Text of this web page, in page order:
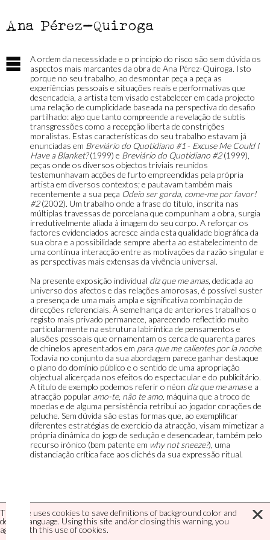
Ana Pérez-Quiroga
A ordem da necessidade e o princípio do risco são sem dúvida os
aspectos mais marcantes da obra de Ana Pérez-Quiroga. Isto
porque no seu trabalho, ao desmontar peça a peça as
experiências pessoais e situações reais e performativas que
desencadeia, a artista tem visado estabelecer em cada projecto
uma relação de cumplicidade baseada na perspectiva do desafio
partilhado: algo que tanto compreende a revelação de subtis
transgressões como a recepção liberta de constrições
moralistas. Estas características do seu trabalho estavam já
enunciadas em Breviário do Quotidiano #1- Excuse Me Could I
Have a Blanket?(1999) e Breviário do Quotidiano #2(1999),
peças onde os diversos objectos triviais reunidos
testemunhavam acções de furto empreendidas pela própria
artista em diversos contextos; e pautavam também mais
recentemente a sua peça Odeio ser gorda, come-me por favor!
#2(2002). Um trabalho onde a frase do título, inscrita nas
múltiplas travessas de porcelana que compunham a obra, surgia
irredutivelmente aliada à imagem do seu corpo. A reforçar os
factores evidenciados acresce ainda esta qualidade biográfica da
sua obra e a possibilidade sempre aberta ao estabelecimento de
uma contínua interacção entre as motivações da razão singular e
as perspectivas mais extensas da vivência universal.
Na presente exposição individual diz que me amas, dedicada ao
universo dos afectos e das relações amorosas, é possível suster
a presença de uma mais ampla e significativa combinação de
direcções referenciais. À semelhança de anteriores trabalhos o
registo mais privado permanece, aparecendo reflectido muito
particularmente na estrutura labiríntica de pensamentos e
alusões pessoais que ornamentam os cerca de quarenta pares
de chinelos apresentados em para que me calientes por la noche.
Todavia no conjunto da sua abordagem parece ganhar destaque
o plano do domínio público e o sentido de uma apropriação
objectual alicerçada nos efeitos do espectacular e do publicitário.
A título de exemplo podemos referir o néon diz que me amase a
atracção popular amo-te, não te amo, máquina que a troco de
moedas e de alguma persistência retribui ao jogador corações de
peluche. Sem dúvida são estas formas que, ao exemplificar
diferentes estratégias de exercício da atracção, visam mimetizar a
própria dinâmica do jogo de sedução e desencadear, também pelo
recurso irónico (bem patente em why not sneeze?), uma
distanciação crítica face aos clichés da sua expressão ritual.
This site uses cookies to save definitions of background color and
default language. Using this site and/or closing this warning, you
agree with this use of cookies.